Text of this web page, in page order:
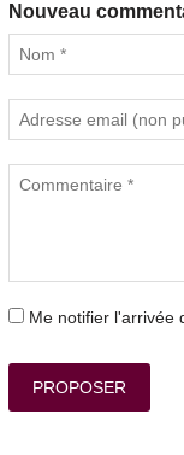
Nouveau
Me notifier l'arrivée
PROPOSER